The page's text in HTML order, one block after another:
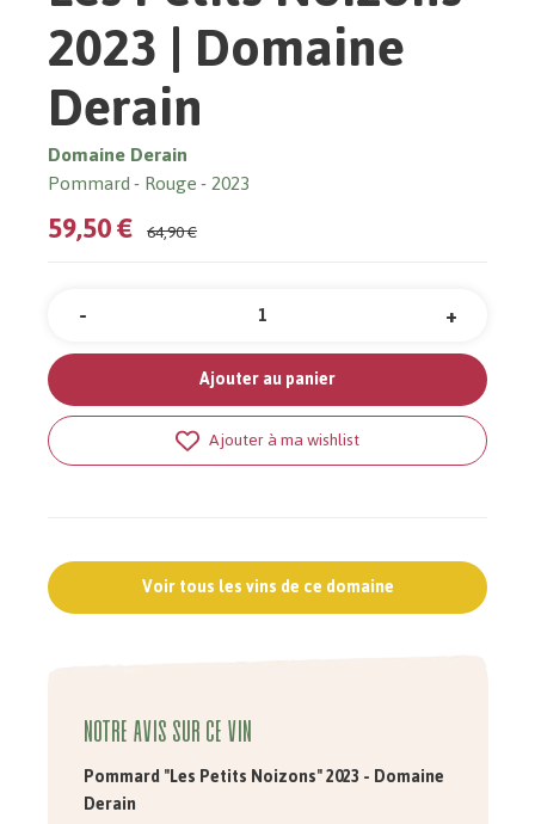
2023 | Domaine
Derain
Domaine Derain
Pommard Rouge 2023
64,90 €
59,50 €
Quantité +
-
Ajouter au panier
Ajouter à ma wishlist
Voir tous les vins de ce domaine
Notre avis sur ce vin
Pommard "Les Petits Noizons" 2023 - Domaine
Derain